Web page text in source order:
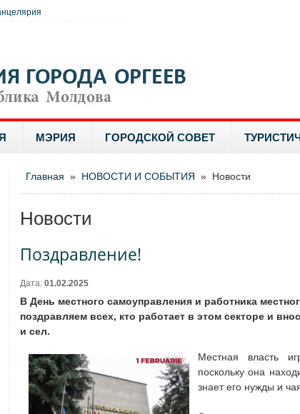
МЭРИЯ ГОРОДСКОЙ СОВЕТ
Главная » НОВОСТИ И СОБЫТИЯ » Новости
Новости
Поздравление!
Дата: 01.02.2025
В День местного самоуправления и работника
поздравляем всех, кто работает в этом секторе и
и сел.
Местная власть
поскольку она
знает его нужды и